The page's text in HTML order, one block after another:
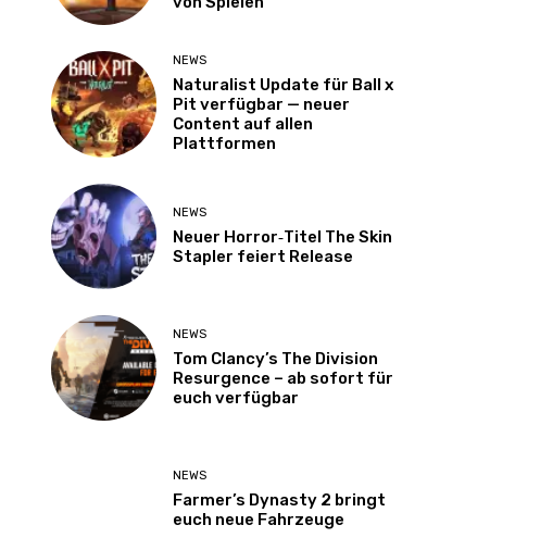
NEWS
Naturalist Update für Ball x
Pit verfügbar — neuer
Content auf allen
Plattformen
NEWS
Neuer Horror‑Titel The Skin
Stapler feiert Release
NEWS
Tom Clancy’s The Division
Resurgence – ab sofort für
euch verfügbar
NEWS
Farmer’s Dynasty 2 bringt
euch neue Fahrzeuge